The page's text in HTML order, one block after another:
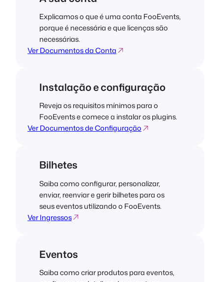
Explicamos o que é uma conta FooEvents,
porque é necessária e que licenças são
necessárias.
Ver Documentos da Conta
Instalação e configuração
Reveja os requisitos mínimos para o
FooEvents e comece a instalar os plugins.
Ver Documentos de Configuração
Bilhetes
Saiba como configurar, personalizar,
enviar, reenviar e gerir bilhetes para os
seus eventos utilizando o FooEvents.
Ver Ingressos
Eventos
Saiba como criar produtos para eventos,